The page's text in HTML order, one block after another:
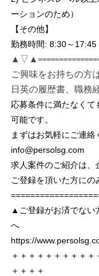
ーションのため）
【その他】
勤務時間: 8:30～17:45
ご興味をお持ちの方
日英の履歴書、職務
応募条件に満たなくて
可能です。
まずはお気軽にご連絡
info@persolsg.com
求人案件のご紹介は、
ご登録を頂いた方にの
▲ご登録がお済でない
へ
https://
＋＋＋＋＋＋＋＋＋
＋＋＋＋